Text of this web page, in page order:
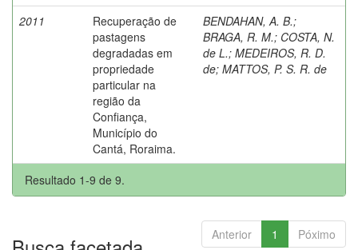
2011
Recuperação de
pastagens
degradadas em
propriedade
particular na
região da
Confiança,
Município do
Cantá, Roraima.
BENDAHAN, A. B.;
BRAGA, R. M.; COSTA, N.
de L.; MEDEIROS, R. D.
de; MATTOS, P. S. R. de
Resultado 1-9 de 9.
Anterior 1 Póximo